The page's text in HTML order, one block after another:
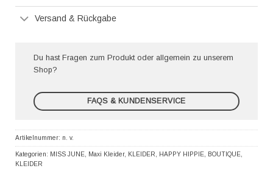
Versand & Rückgabe
Du hast Fragen zum Produkt oder allgemein zu unserem
Shop?
FAQS & KUNDENSERVICE
Artikelnummer: n. v.
Kategorien: MISS JUNE Maxi Kleider, KLEIDER HAPPY HIPPIE BOUTIQUE
KLEIDER